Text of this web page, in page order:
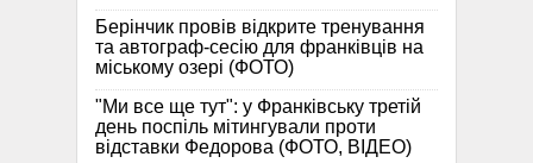
Берінчик провів відкрите тренування
та автограф-сесію для франківців на
міському озері (ФОТО)
"Ми все ще тут": у Франківську третій
день поспіль мітингували проти
відставки Федорова (ФОТО, ВІДЕО)